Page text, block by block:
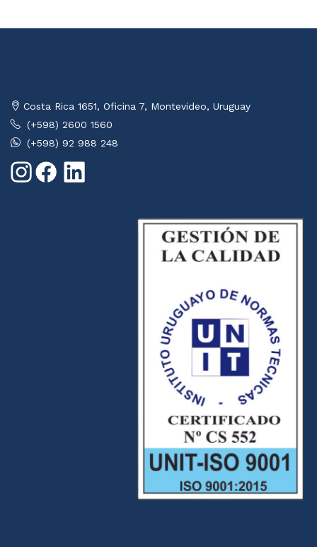
Costa Rica 1651, Oficina 7, Montevideo, Uruguay
(+598) 2600 1560
(+598) 92 988 248